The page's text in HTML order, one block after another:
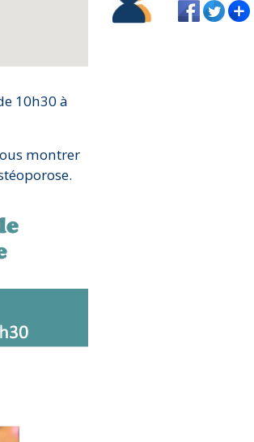
10h30 à
montrer